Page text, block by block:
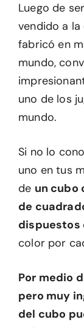
Luego de
vendido a la
fabricó en
mundo,
uno de los
mundo.
Si no lo
uno en tus
de un cubo
de
dispuestos
color por
Por medio
pero muy
del cubo